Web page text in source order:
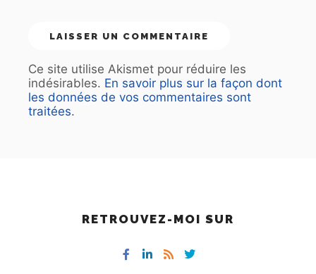
Ce site utilise Akismet pour réduire les
indésirables. En savoir plus sur la façon dont
les données de vos commentaires sont
traitées.
RETROUVEZ-MOI SUR